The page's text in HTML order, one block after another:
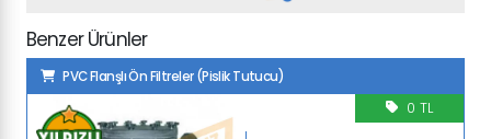
Benzer Ürünler
PVC Flanşlı Ön Filtreler (Pislik Tutucu)
0 TL